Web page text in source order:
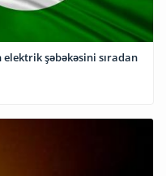
şəbəkəsini sıradan